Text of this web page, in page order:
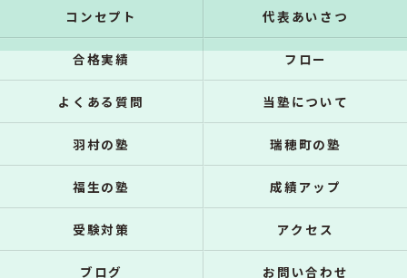
コンセプト 代表あいさつ
合格実績 フロー
よくある質問 当塾について
羽村の塾 瑞穂町の塾
福生の塾 成績アップ
受験対策 アクセス
ブログ お問い合わせ